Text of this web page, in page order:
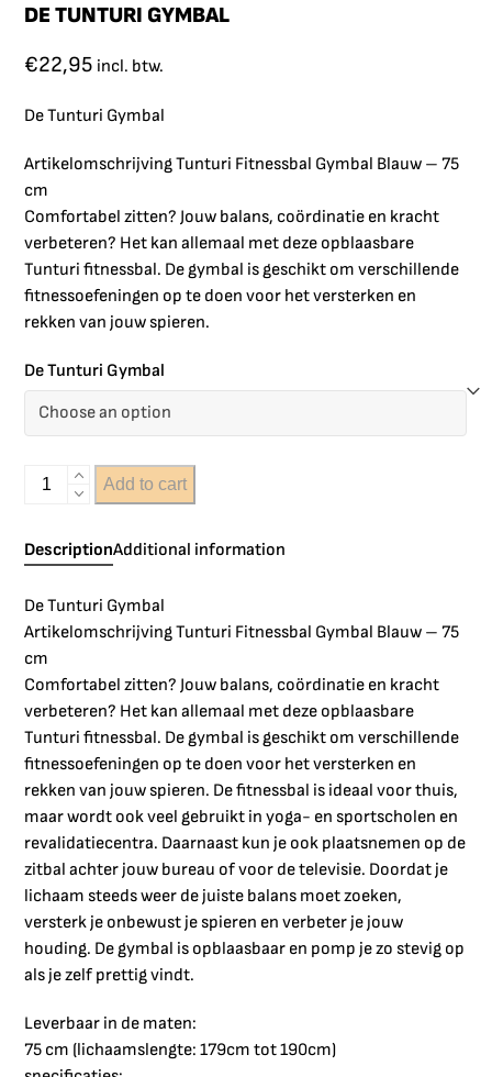
DE TUNTURI GYMBAL
€22,95 incl. btw.
De Tunturi Gymbal
Artikelomschrijving Tunturi Fitnessbal Gymbal Blauw – 75
cm
Comfortabel zitten? Jouw balans, coördinatie en kracht
verbeteren? Het kan allemaal met deze opblaasbare
Tunturi fitnessbal. De gymbal is geschikt om verschillende
fitnessoefeningen op te doen voor het versterken en
rekken van jouw spieren.
De Tunturi Gymbal
Add to cart
DescriptionAdditional information
De Tunturi Gymbal
Artikelomschrijving Tunturi Fitnessbal Gymbal Blauw – 75
cm
Comfortabel zitten? Jouw balans, coördinatie en kracht
verbeteren? Het kan allemaal met deze opblaasbare
Tunturi fitnessbal. De gymbal is geschikt om verschillende
fitnessoefeningen op te doen voor het versterken en
rekken van jouw spieren. De fitnessbal is ideaal voor thuis,
maar wordt ook veel gebruikt in yoga- en sportscholen en
revalidatiecentra. Daarnaast kun je ook plaatsnemen op de
zitbal achter jouw bureau of voor de televisie. Doordat je
lichaam steeds weer de juiste balans moet zoeken,
versterk je onbewust je spieren en verbeter je jouw
houding. De gymbal is opblaasbaar en pomp je zo stevig op
als je zelf prettig vindt.
Leverbaar in de maten:
75 cm (lichaamslengte: 179cm tot 190cm)